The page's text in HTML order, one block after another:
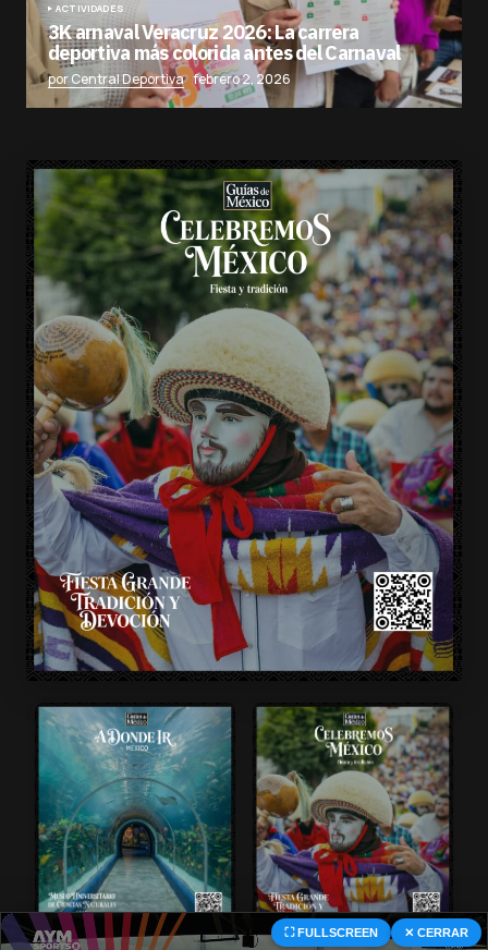
ACTIVIDADES
3K arnaval Veracruz 2026: La carrera
deportiva más colorida antes del Carnaval
por Central Deportiva febrero 2, 2026
⛶ FULLSCREEN ✕ CERRAR